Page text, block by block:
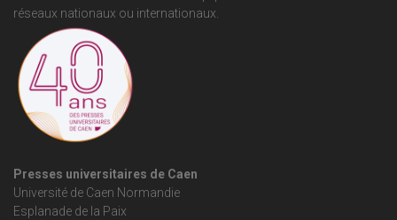
réseaux nationaux ou internationaux.
Presses universitaires de Caen
Université de Caen Normandie
Esplanade de la Paix